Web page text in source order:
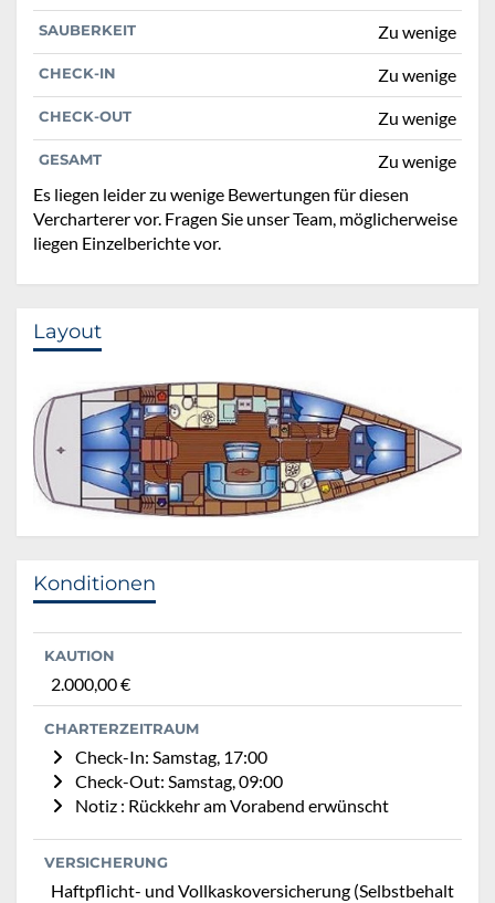
SAUBERKEIT Zu wenige
CHECK-IN Zu wenige
CHECK-OUT Zu wenige
GESAMT
Zu wenige
Es liegen leider zu wenige Bewertungen für diesen
Vercharterer vor. Fragen Sie unser Team, möglicherweise
liegen Einzelberichte vor.
Layout
Konditionen
KAUTION
2.000,00 €
CHARTERZEITRAUM
Check-In: Samstag, 17:00
Check-Out: Samstag, 09:00
Notiz : Rückkehr am Vorabend erwünscht
VERSICHERUNG
Haftpflicht- und Vollkaskoversicherung (Selbstbehalt